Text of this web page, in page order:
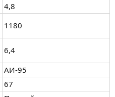
4,8
1180
6,4
АИ-95
67